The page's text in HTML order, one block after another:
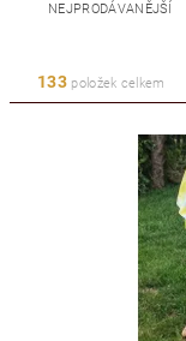
NEJPRODÁVANĚJŠÍ
133položek celkem